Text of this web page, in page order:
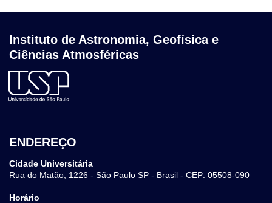
Instituto de Astronomia, Geofísica e
Ciências Atmosféricas
ENDEREÇO
Cidade Universitária
Rua do Matão, 1226 - São Paulo SP - Brasil - CEP: 05508-090
Horário